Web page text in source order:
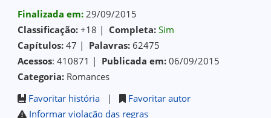
Finalizada em: 29/09/2015
Classificação: +18 | Completa: Sim
Capítulos: 47 | Palavras: 62475
Acessos: 410871 | Publicada em: 06/09/2015
Categoria: Romances
Favoritar história|
Favoritar autor
Informar violação das regras